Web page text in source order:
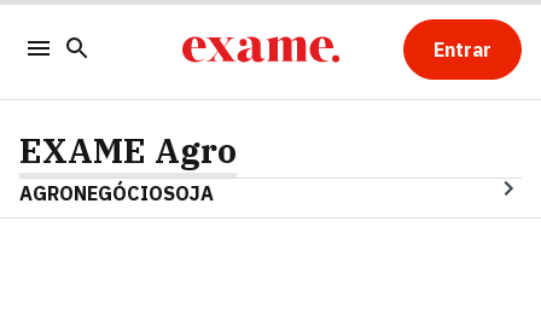
Entrar
EXAME Agro
AGRONEGÓCIOSOJA